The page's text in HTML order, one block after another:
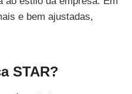
e bem ajustadas,
STAR?